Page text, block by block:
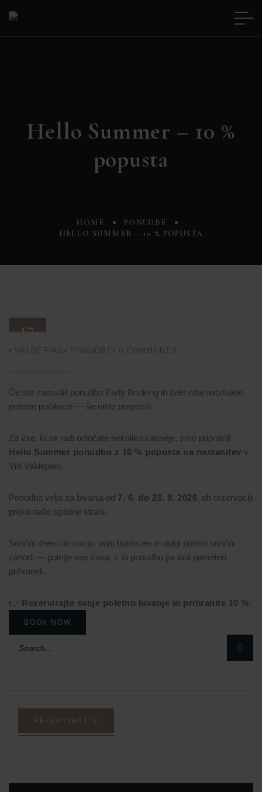
Hello Summer – 10 %
popusta
HOME
PONUDBE
HELLO SUMMER – 10 % POPUSTA
17
VALDEPIAN PONUDBE 0 COMMENTS
Če ste zamudili ponudbo Early Booking in šele zdaj načrtujete
poletne počitnice — še niste prepozni.
Za vse, ki se radi odločate nekoliko kasneje, smo pripravili
Hello Summer ponudbo z 10 % popusta na nastanitev v
Villi Valdepian.
Ponudba velja za bivanja od 7. 6. do 23. 9. 2026, ob rezervaciji
preko naše spletne strani.
Sončni dnevi ob morju, vonj borovcev in dolgi poletni sončni
zahodi — poletje vas čaka, s to ponudbo pa tudi pameten
prihranek.
👉 Rezervirajte svoje poletno bivanje in prihranite 10 %.
BOOK NOW
REZERVIRAJTE